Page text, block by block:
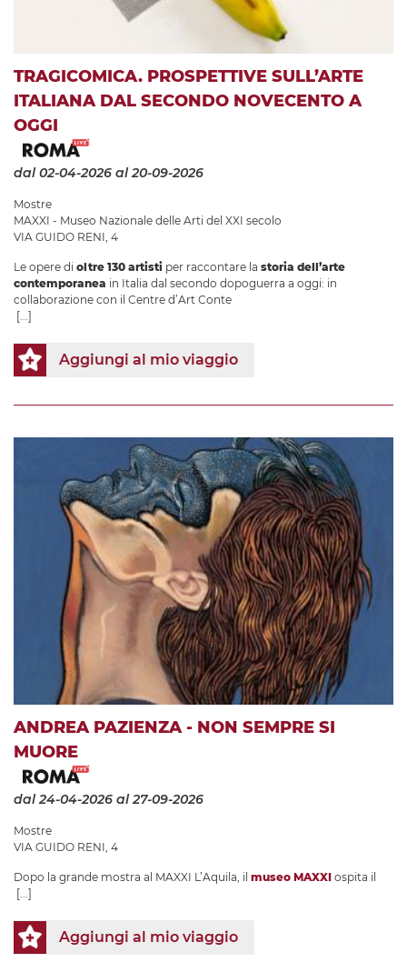
TRAGICOMICA. PROSPETTIVE SULL’ARTE
ITALIANA DAL SECONDO NOVECENTO A
OGGI
dal 02-04-2026 al 20-09-2026
Mostre
MAXXI - Museo Nazionale delle Arti del XXI secolo
VIA GUIDO RENI, 4
Le opere di oltre 130 artisti per raccontare la storia dell’arte
contemporanea in Italia dal secondo dopoguerra a oggi: in
collaborazione con il Centre d’Art Conte
[...]
Aggiungi al mio viaggio
ANDREA PAZIENZA - NON SEMPRE SI
MUORE
dal 24-04-2026 al 27-09-2026
Mostre
VIA GUIDO RENI, 4
Dopo la grande mostra al MAXXI L’Aquila, il museo MAXXI ospita il
[...]
Aggiungi al mio viaggio